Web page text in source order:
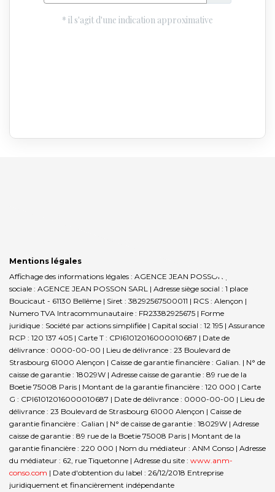
Mentions légales
Affichage des informations légales : AGENCE JEAN POSSON | Raison
sociale : AGENCE JEAN POSSON SARL | Adresse siège social : 1 place
Boucicaut - 61130 Bellême | Siret : 38292567500011 | RCS : Alençon |
Numero TVA Intracommunautaire : FR23382925675 | Forme
juridique : Société par actions simplifiée | Capital social : 12 195 | Assurance
RCP : 120 137 405 | Carte T : CPI61012016000010687 | Date de
délivrance : 0000-00-00 | Lieu de délivrance : 23 Boulevard de
Strasbourg 61000 Alençon | Caisse de garantie financière : Galian. | N° de
caisse de garantie : 18029W | Adresse caisse de garantie : 89 rue de la
Boetie 75008 Paris | Montant de la garantie financière : 120 000 | Carte
G : CPI61012016000010687 | Date de délivrance : 0000-00-00 | Lieu de
délivrance : 23 Boulevard de Strasbourg 61000 Alençon | Caisse de
garantie financière : Galian | N° de caisse de garantie : 18029W | Adresse
caisse de garantie : 89 rue de la Boetie 75008 Paris | Montant de la
garantie financière : 220 000 | Nom du médiateur : ANM Conso | Adresse
du médiateur : 62, rue Tiquetonne | Adresse du site : www.anm-
conso.com | Date d'obtention du label : 26/12/2018 Entreprise
juridiquement et financièrement indépendante